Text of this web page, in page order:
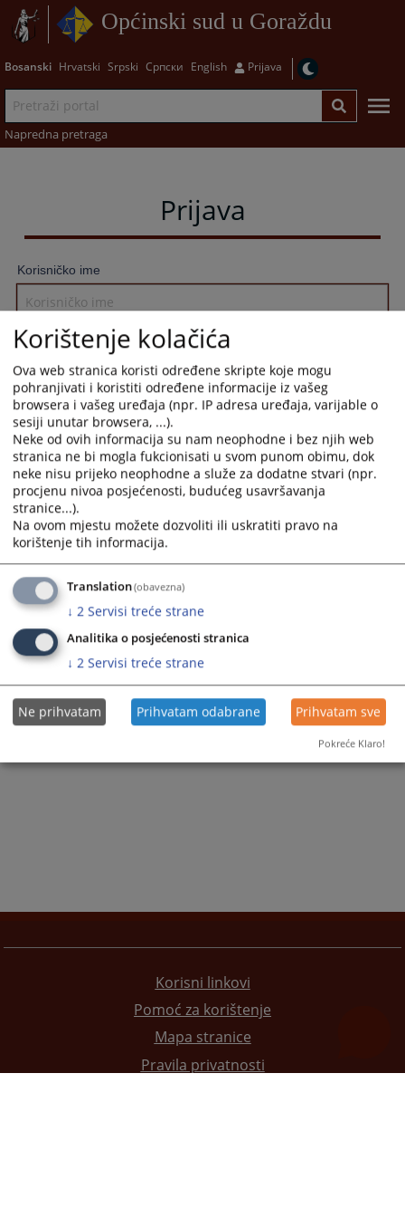
Općinski sud u Goraždu
Bosanski Hrvatski Srpski Српски English Prijava
Napredna pretraga
Prijava
Korisničko ime
Lozinka
Zapamti me
Prijava
Zaboravili ste lozinku?
Želite postati član?
Korisni linkovi
Pomoć za korištenje
Mapa stranice
Pravila privatnosti
Korištenje kolačića
Ova web stranica koristi određene skripte koje mogu
pohranjivati i koristiti određene informacije iz vašeg
browsera i vašeg uređaja (npr. IP adresa uređaja, varijable o
sesiji unutar browsera, ...).
Neke od ovih informacija su nam neophodne i bez njih web
stranica ne bi mogla fukcionisati u svom punom obimu, dok
neke nisu prijeko neophodne a služe za dodatne stvari (npr.
procjenu nivoa posjećenosti, budućeg usavršavanja
stranice...).
Na ovom mjestu možete dozvoliti ili uskratiti pravo na
korištenje tih informacija.
Translation(obavezna)
↓ 2 Servisi treće strane
Analitika o posjećenosti stranica
↓ 2 Servisi treće strane
Ne prihvatam Prihvatam odabrane Prihvatam sve
Pokreće Klaro!